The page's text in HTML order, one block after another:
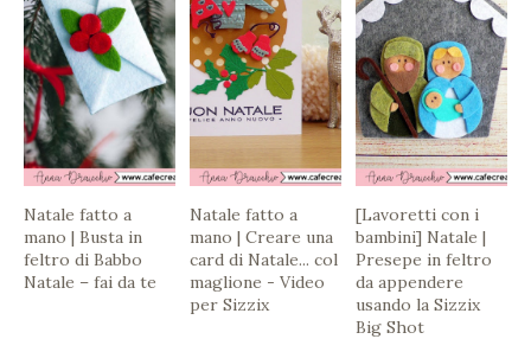
Natale fatto a
mano | Busta in
feltro di Babbo
Natale – fai da te
Natale fatto a
mano | Creare una
card di Natale... col
maglione - Video
per Sizzix
[Lavoretti con i
bambini] Natale |
Presepe in feltro
da appendere
usando la Sizzix
Big Shot